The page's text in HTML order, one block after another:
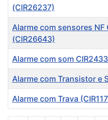
Artigos
(CIR26237)
Alarme com sensores NF
(CIR26643)
Alarme com som
Alarme com Transistor e
Alarme com Trava